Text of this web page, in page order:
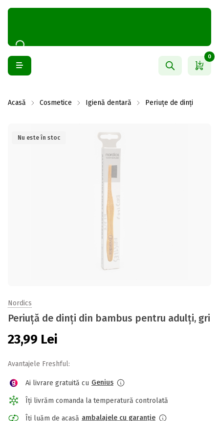
0
Acasă Cosmetice Igienă dentară Periuțe de dinți
Nu este în stoc
Nordics
Periuță de dinți din bambus pentru adulți, gri
23,99 Lei
Avantajele Freshful:
Ai livrare gratuită cu Genius
Îți livrăm comanda la temperatură controlată
Îți luăm de acasă ambalajele cu garanție